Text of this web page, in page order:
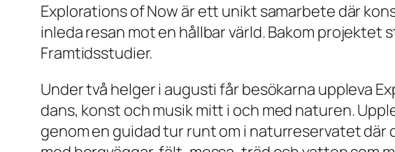
Explorations of Now är ett unikt samarbete där
inleda resan mot en hållbar värld. Bakom
Framtidsstudier.
Under två helger i augusti får besökarna uppleva
dans, konst och musik mitt i och med naturen.
genom en guidad tur runt om i naturreservatet